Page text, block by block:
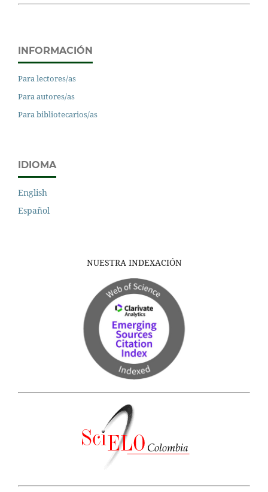
INFORMACIÓN
Para lectores/as
Para autores/as
Para bibliotecarios/as
IDIOMA
English
Español
NUESTRA INDEXACIÓN